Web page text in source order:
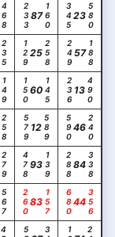
468 233 87160 345 23 580
235 129 25 258 249 57188
149 150 60 145 236 13 490
258 579 12 589 59046 240
478 93 139 288 84 338
567 26083 157 680 44 356